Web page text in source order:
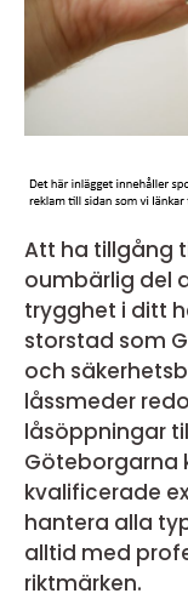
Att ha tillgång
oumbärlig del
trygghet i ditt
storstad som
och
låssmeder
låsöppningar
Göteborgarna
kvalificerade
hantera alla
alltid med
riktmärken.